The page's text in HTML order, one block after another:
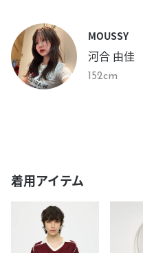
MOUSSY
河合 由佳
152cm
着用アイテム